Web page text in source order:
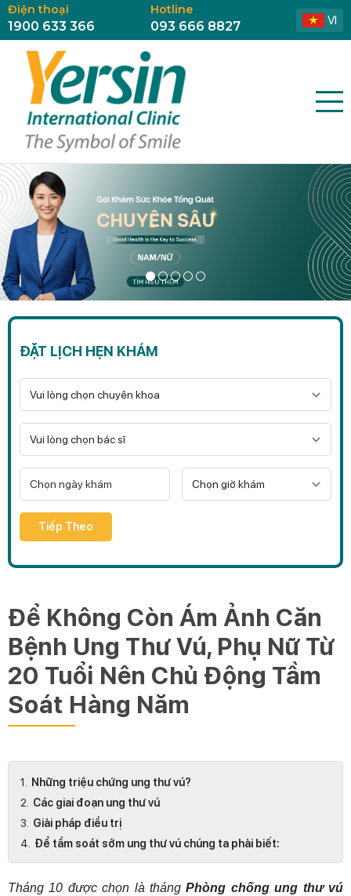
Điện thoại
1900 633 366
Hotline
093 666 8827 VI
ĐẶT LỊCH HẸN KHÁM
Tiếp Theo
Để Không Còn Ám Ảnh Căn
Bệnh Ung Thư Vú, Phụ Nữ Từ
20 Tuổi Nên Chủ Động Tầm
Soát Hàng Năm
Những triệu chứng ung thư vú?
Các giai đoạn ung thư vú
Giải pháp điều trị
Để tầm soát sớm ung thư vú chúng ta phải biết:
Tháng 10 được chọn là thángPhòng chống ung thư vú